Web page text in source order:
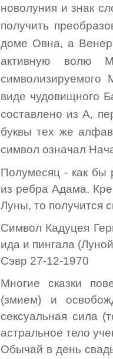
новолуния и знак
получить
доме Овна, а
активную волю
символизируемого
виде чудовищного
составлено из А,
буквы тех же
символ означал
Полумесяц - как бы
из ребра Адама.
Луны, то получится
Символ Кадуцея
ида и пингала
Сэвр 27-12-1970
Многие сказки
(змием) и
сексуальная сила
астральное тело
Обычай в день